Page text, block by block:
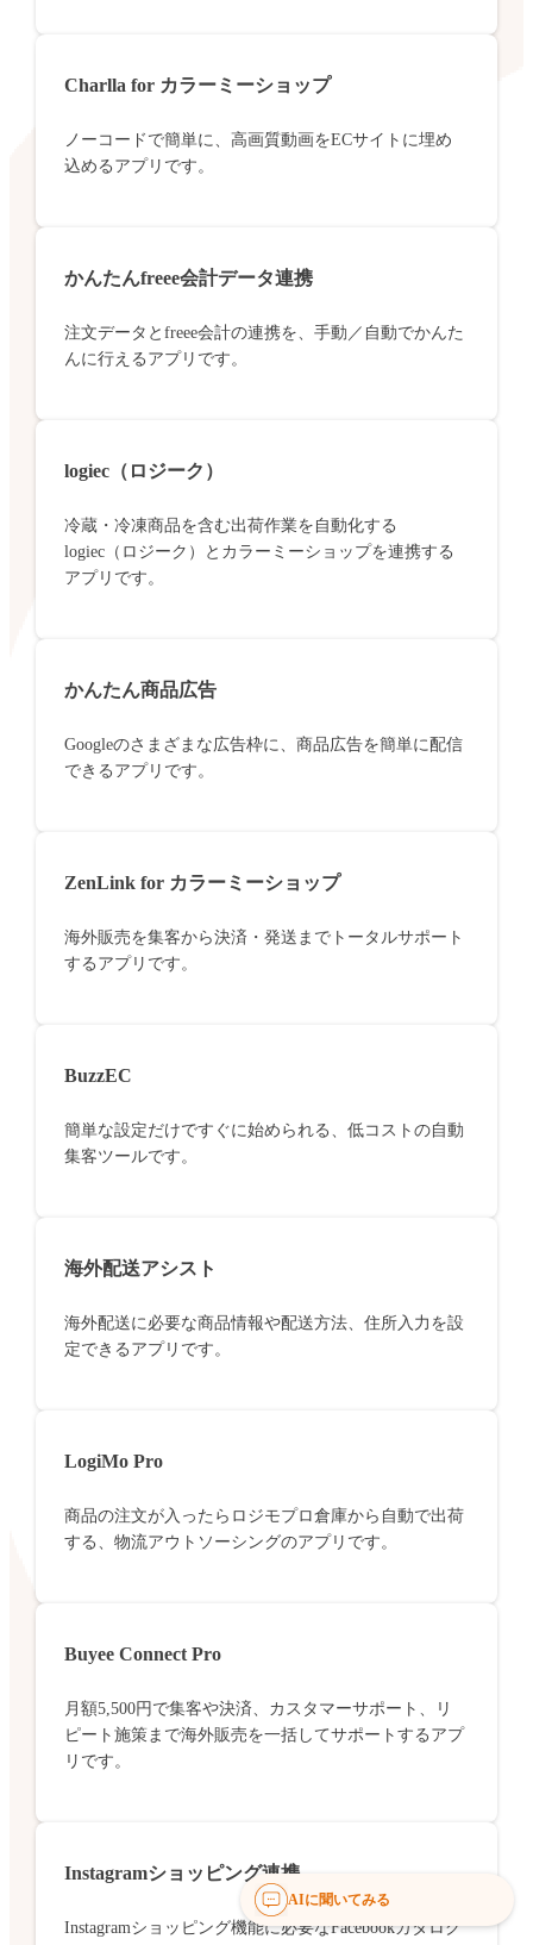
Charlla for カラーミーショップ
ノーコードで簡単に、高画質動画をECサイトに埋め
込めるアプリです。
かんたんfreee会計データ連携
注文データとfreee会計の連携を、手動／自動でかんた
んに行えるアプリです。
logiec（ロジーク）
冷蔵・冷凍商品を含む出荷作業を自動化する
logiec（ロジーク）とカラーミーショップを連携する
アプリです。
かんたん商品広告
Googleのさまざまな広告枠に、商品広告を簡単に配信
できるアプリです。
ZenLink for カラーミーショップ
海外販売を集客から決済・発送までトータルサポート
するアプリです。
BuzzEC
簡単な設定だけですぐに始められる、低コストの自動
集客ツールです。
海外配送アシスト
海外配送に必要な商品情報や配送方法、住所入力を設
定できるアプリです。
LogiMo Pro
商品の注文が入ったらロジモプロ倉庫から自動で出荷
する、物流アウトソーシングのアプリです。
Buyee Connect Pro
月額5,500円で集客や決済、カスタマーサポート、リ
ピート施策まで海外販売を一括してサポートするアプ
リです。
Instagramショッピング連携
Instagramショッピング機能に必要なFacebookカタログ
AIに聞いてみる